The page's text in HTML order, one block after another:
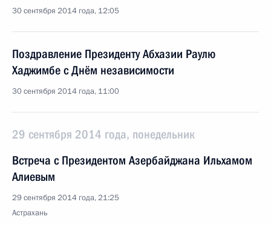
30 сентября 2014 года, 12:05
Поздравление Президенту Абхазии Раулю
Хаджимбе с Днём независимости
30 сентября 2014 года, 11:00
29 сентября 2014 года, понедельник
Встреча с Президентом Азербайджана Ильхамом
Алиевым
29 сентября 2014 года, 21:25
Астрахань